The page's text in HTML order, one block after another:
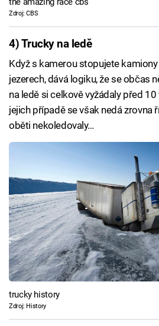
Zdroj: CBS
4) Trucky na ledě
Když s kamerou stopujete
jezerech, dává logiku, že se občas
na ledě si celkově vyžádaly před 10
jejich případě se však nedá zrovna
oběti nekoledovaly…
trucky history
Zdroj: History